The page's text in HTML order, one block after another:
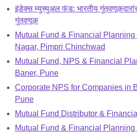
इंडेक्स म्युच्युअल फंड: भारतीय
गुंतवणूक
Mutual Fund & Financial
Nagar, Pimpri Chinchwad
Mutual Fund, NPS & Financial
Baner, Pune
Corporate NPS for Companies in
Pune
Mutual Fund Distributor &
Mutual Fund & Financial Planning